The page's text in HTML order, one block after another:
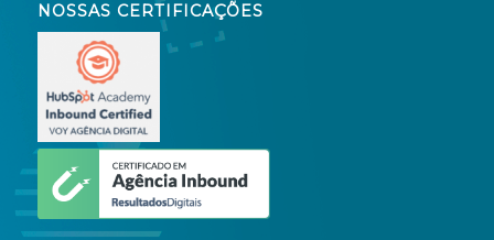
NOSSAS CERTIFICAÇÕES